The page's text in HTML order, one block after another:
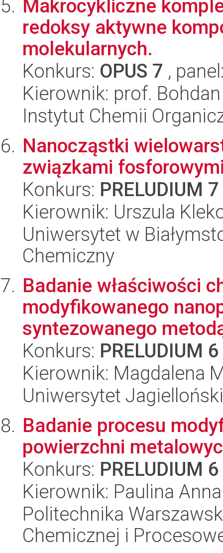
Makrocykliczne
redoksy aktywne
molekularnych.
Konkurs: OPUS 7 ,
Kierownik: prof.
Instytut Chemii
Nanocząstki
związkami
Konkurs: PRELUDIUM 7
Kierownik: Urszula
Uniwersytet w
Chemiczny
Badanie właściwości
modyfikowanego
syntezowanego
Konkurs: PRELUDIUM 6
Kierownik: Magdalena
Uniwersytet
Badanie procesu
powierzchni
Konkurs: PRELUDIUM 6
Kierownik: Paulina
Politechnika
Chemicznej i